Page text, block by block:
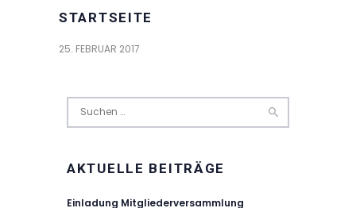
STARTSEITE
25. FEBRUAR 2017
AKTUELLE BEITRÄGE
Einladung Mitgliederversammlung